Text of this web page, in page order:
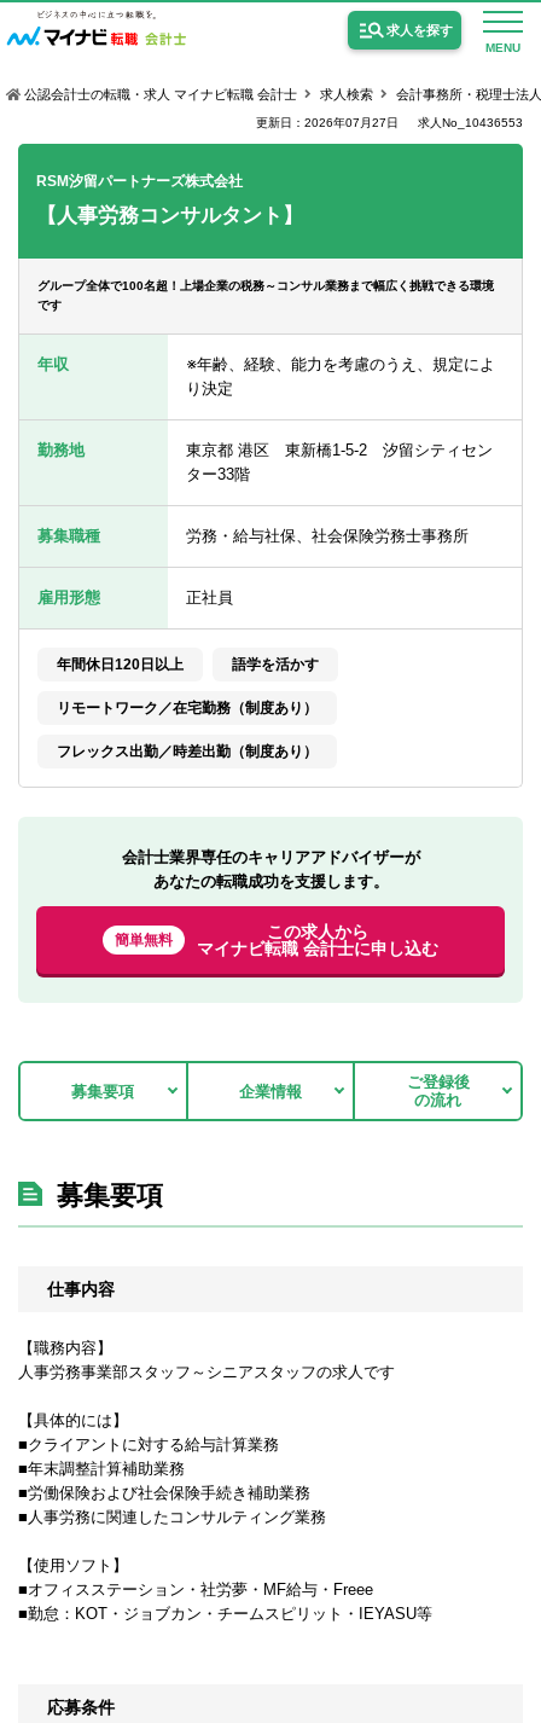
MENU
求人を探す
公認会計士の求人
監査法人の求人
USCPA（米国公認会計士）の求人
女性会計士の転職
個別転職相談会・セミナー
転職お役立ち情報
サービス紹介
転職お役立ち情報
求人情報
公認会計士の転職・求人 マイナビ転職 会計士 求人検索 会計事務所・税理士法
更新日：2026年07月27日 求人No_10436553
RSM汐留パートナーズ株式会社
【人事労務コンサルタント】
グループ全体で100名超！上場企業の税務～コンサル業務まで幅広く挑戦できる環境
です
年収
※年齢、経験、能力を考慮のうえ、規定によ
り決定
勤務地
東京都 港区 東新橋1-5-2 汐留シティセン
ター33階
募集職種 労務・給与社保、社会保険労務士事務所
雇用形態 正社員
年間休日120日以上 語学を活かす
リモートワーク／在宅勤務（制度あり）
フレックス出勤／時差出勤（制度あり）
会計士業界専任のキャリアアドバイザーが
あなたの転職成功を支援します。
簡単無料
この求人から
マイナビ転職 会計士に申し込む
募集要項 企業情報
ご登録後
の流れ
募集要項
仕事内容
【職務内容】
人事労務事業部スタッフ～シニアスタッフの求人です
【具体的には】
■クライアントに対する給与計算業務
■年末調整計算補助業務
■労働保険および社会保険手続き補助業務
■人事労務に関連したコンサルティング業務
【使用ソフト】
■オフィスステーション・社労夢・MF給与・Freee
■勤怠：KOT・ジョブカン・チームスピリット・IEYASU等
応募条件